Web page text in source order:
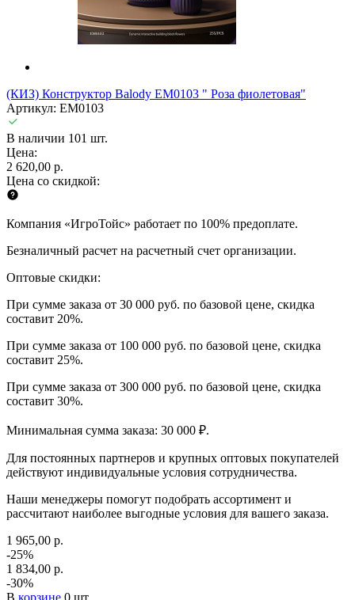
(КИЗ) Конструктор Balody EM0103 " Роза фиолетовая"
Артикул: EM0103
В наличии 101 шт.
Цена:
2 620,00 р.
Цена со скидкой:
Компания «ИгроТойс» работает по 100% предоплате.
Безналичный расчет на расчетный счет организации.
Оптовые скидки:
При сумме заказа от 30 000 руб. по базовой цене, скидка
составит 20%.
При сумме заказа от 100 000 руб. по базовой цене, скидка
составит 25%.
При сумме заказа от 300 000 руб. по базовой цене, скидка
составит 30%.
Минимальная сумма заказа: 30 000 ₽.
Для постоянных партнеров и крупных оптовых покупателей
действуют индивидуальные условия сотрудничества.
Наши менеджеры помогут подобрать ассортимент и
рассчитают наиболее выгодные условия для вашего заказа.
1 965,00 р.
-25%
1 834,00 р.
-30%
В корзине 0 шт